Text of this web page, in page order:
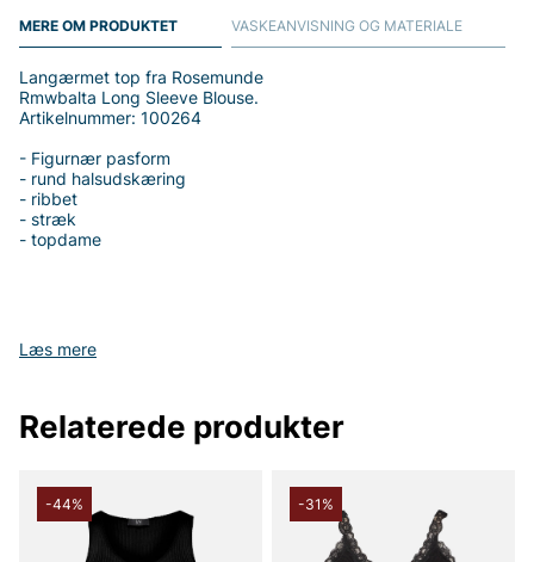
MERE OM PRODUKTET
Læs mere
Langærmet top fra Rosemunde
Rmwbalta Long Sleeve Blouse.
Artikelnummer: 100264
- Figurnær pasform
- rund halsudskæring
- ribbet
- stræk
- topdame
Tak fordi du handler i vores webshop. Besøg også vores butik i
Vingåker.
VASKEANVISNING OG MATERIALE
Relaterede produkter
-44% -31%